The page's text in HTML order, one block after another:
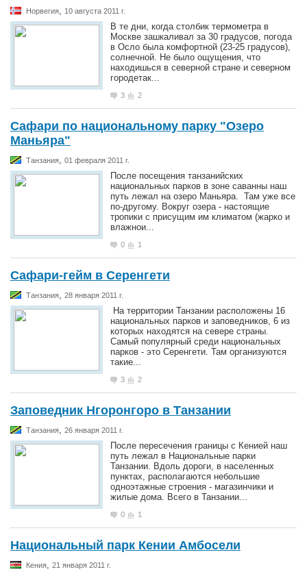
Норвегия, 10 августа 2011 г.
В те дни, когда столбик термометра в
Москве зашкаливал за 30 градусов, погода
в Осло была комфортной (23-25 градусов),
солнечной. Не было ощущения, что
находишься в северной стране и северном
городетак...
3 2
Сафари по национальному парку "Озеро
Маньяра"
Танзания, 01 февраля 2011 г.
После посещения танзанийских
национальных парков в зоне саванны наш
путь лежал на озеро Маньяра. Там уже все
по-другому. Вокруг озера - настоящие
тропики с присущим им климатом (жарко и
влажнои...
0 1
Сафари-гейм в Серенгети
Танзания, 28 января 2011 г.
На территории Танзании расположены 16
национальных парков и заповедников, 6 из
которых находятся на севере страны.
Самый популярный среди национальных
парков - это Серенгети. Там организуются
такие...
3 2
Заповедник Нгоронгоро в Танзании
Танзания, 26 января 2011 г.
После пересечения границы с Кенией наш
путь лежал в Национальные парки
Танзании. Вдоль дороги, в населенных
пунктах, располагаются небольшие
одноэтажные строения - магазинчики и
жилые дома. Всего в Танзании...
0 1
Национальный парк Кении Амбосели
Кения, 21 января 2011 г.